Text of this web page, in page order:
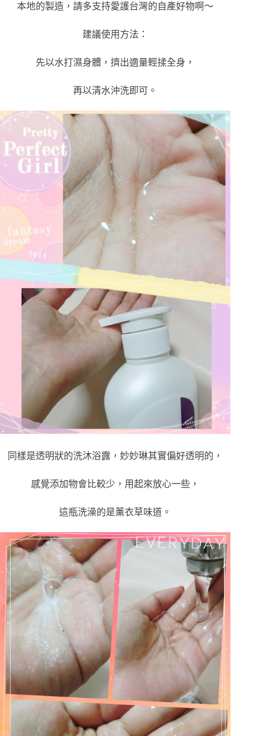
本地的製造，請多支持愛護台灣的自產好物啊～
建議使用方法：
先以水打濕身體，擠出適量輕揉全身，
再以清水沖洗即可。
同樣是透明狀的洗沐浴露，妙妙琳其實偏好透明的，
感覺添加物會比較少，用起來放心一些，
這瓶洗澡的是薰衣草味道。